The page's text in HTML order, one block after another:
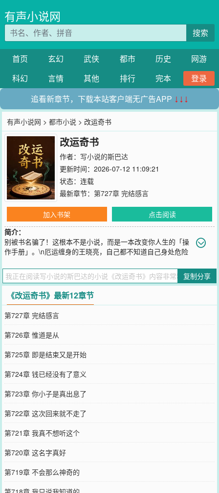
有声小说网
搜索
首页 玄幻 武侠 都市 历史
网游
科幻
言情 其他 排行 完本
登录
追看新章节，下载本站客户端无广告APP ↓↓↓
有声小说网 >都市小说 > 改运奇书
改运奇书
作者： 写小说的斯巴达
更新时间：2026-07-12 11:09:21
状态：连载
最新章节： 第727章 完结感言
加入书架
点击阅读
简介：
别被书名骗了！这根本不是小说，而是一本改变你人生的「操
作手册」。\n厄运缠身的王晓亮，自己都不知道自己身处危险
现，财富、地位、爱情、健康唾手可得。\n而这一切，并非全部虚
构。书中每一个改运之法，都记录在此。升职加薪、贵人相助、女神
眷顾、逆转健康……你面临的困境，书中自有答案。「完全可实操，
没有高深的玄学」\n点击阅读，从第一个章节开始，你的命运齿轮，
或许已然开始转动。
您要是觉得《改运奇书
里的朋友推荐哦！
复制分享
《改运奇书》最新12章节
第727章 完结感言
第726章 惟道是从
第725章 即是结束又是开始
第724章 钱已经没有了意义
第723章 你小子是真出息了
第722章 这次回来就不走了
第721章 我真不想听这个
第720章 这名字真好
第719章 不会那么神奇的